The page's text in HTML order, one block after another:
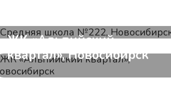
ЖК «Альпийский
квартал», Новосибирск